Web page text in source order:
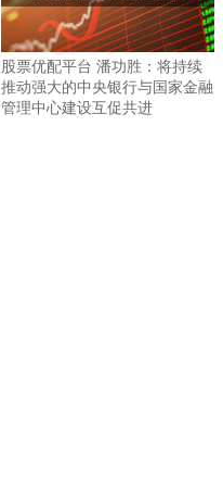
股票优配平台 潘功胜：将持续
推动强大的中央银行与国家金融
管理中心建设互促共进